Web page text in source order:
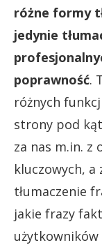
różne formy
jedynie
poprawność.
różnych
strony pod
za nas m.in. z
kluczowych,
tłumaczenie
jakie frazy
użytkowników